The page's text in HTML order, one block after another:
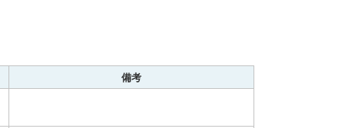
備考